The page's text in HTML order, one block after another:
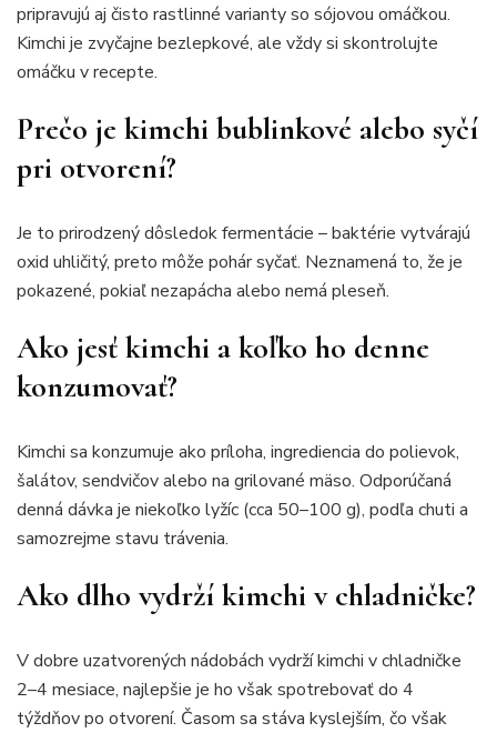
pripravujú aj čisto rastlinné varianty so sójovou omáčkou.
Kimchi je zvyčajne bezlepkové, ale vždy si skontrolujte
omáčku v recepte.
Prečo je kimchi bublinkové alebo syčí
pri otvorení?
Je to prirodzený dôsledok fermentácie – baktérie vytvárajú
oxid uhličitý, preto môže pohár syčať. Neznamená to, že je
pokazené, pokiaľ nezapácha alebo nemá pleseň.
Ako jesť kimchi a koľko ho denne
konzumovať?
Kimchi sa konzumuje ako príloha, ingrediencia do polievok,
šalátov, sendvičov alebo na grilované mäso. Odporúčaná
denná dávka je niekoľko lyžíc (cca 50–100 g), podľa chuti a
samozrejme stavu trávenia.
Ako dlho vydrží kimchi v chladničke?
V dobre uzatvorených nádobách vydrží kimchi v chladničke
2–4 mesiace, najlepšie je ho však spotrebovať do 4
týždňov po otvorení. Časom sa stáva kyslejším, čo však